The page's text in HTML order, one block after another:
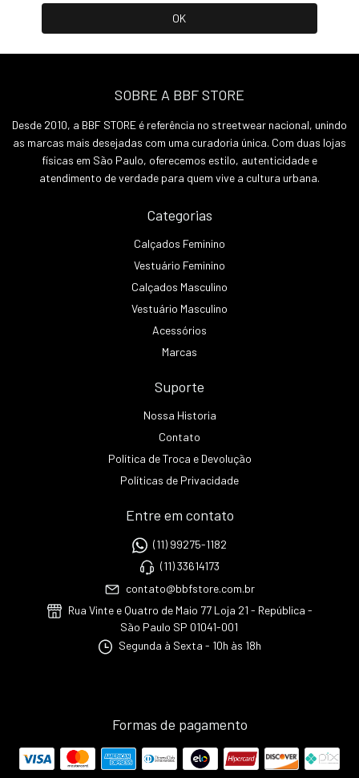
SOBRE A BBF STORE
Desde 2010, a BBF STORE é referência no streetwear nacional, unindo
as marcas mais desejadas com uma curadoria única. Com duas lojas
físicas em São Paulo, oferecemos estilo, autenticidade e
atendimento de verdade para quem vive a cultura urbana.
Categorias
Calçados Feminino
Vestuário Feminino
Calçados Masculino
Vestuário Masculino
Acessórios
Marcas
Suporte
Nossa Historia
Contato
Política de Troca e Devolução
Políticas de Privacidade
Entre em contato
(11) 99275-1182
(11) 33614173
contato@bbfstore.com.br
Rua Vinte e Quatro de Maio 77 Loja 21 - República -
São Paulo SP 01041-001
Segunda à Sexta - 10h às 18h
Formas de pagamento